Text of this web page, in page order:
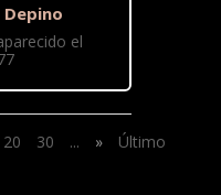
el
20 30 ... » Último